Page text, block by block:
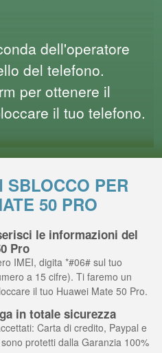
dell'operatore
del telefono.
per ottenere il
il tuo telefono.
SBLOCCO PER
50 PRO
le informazioni del
Pro
IMEI, digita *#06# sul tuo
a 15 cifre). Ti faremo un
il tuo Huawei Mate 50 Pro.
in totale sicurezza
Carta di credito, Paypal e
protetti dalla Garanzia 100%